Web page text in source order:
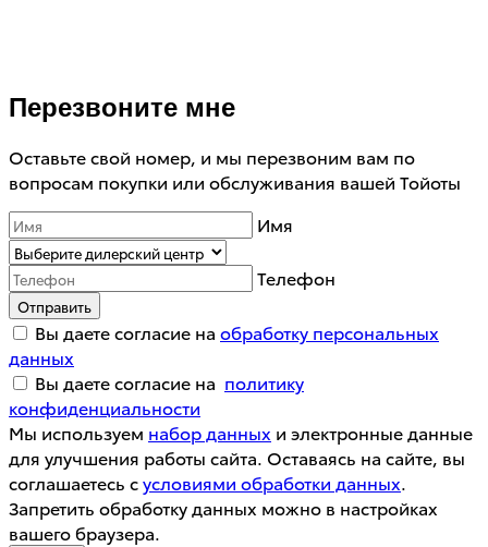
Перезвоните мне
Оставьте свой номер, и мы перезвоним вам по
вопросам покупки или обслуживания вашей Тойоты
Имя
Телефон
Отправить
Вы даете согласие на обработку персональных
данных
Вы даете согласие на политику
конфиденциальности
Мы используем набор данных и электронные данные
для улучшения работы сайта. Оставаясь на сайте, вы
соглашаетесь сусловиями обработки данных.
Запретить обработку данных можно в настройках
вашего браузера.